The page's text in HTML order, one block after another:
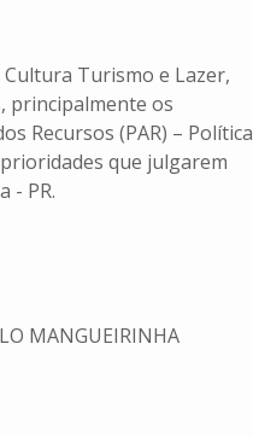
Turismo e Lazer,
principalmente os
Recursos (PAR) – Política
que julgarem
- PR.
MANGUEIRINHA